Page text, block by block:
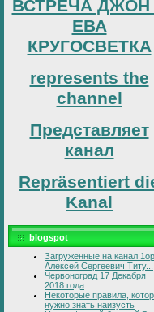
ВСТРЕЧА ДЖОН
ЕВА
КРУГОСВЕТКА
represents the
channel
Представляет
канал
Repräsentiert
Kanal
blogspot
Загруженные на канал
Алексей Сергеевич Титу...
Червоноград 17 Декабря
2018 года
Некоторые правила,
нужно знать наизусть